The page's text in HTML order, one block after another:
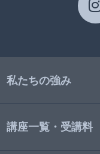
私たちの強み
講座一覧・受講料